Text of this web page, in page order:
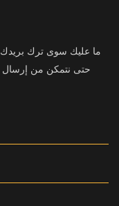
ما عليك سوى ترك بريدك
حتى نتمكن من